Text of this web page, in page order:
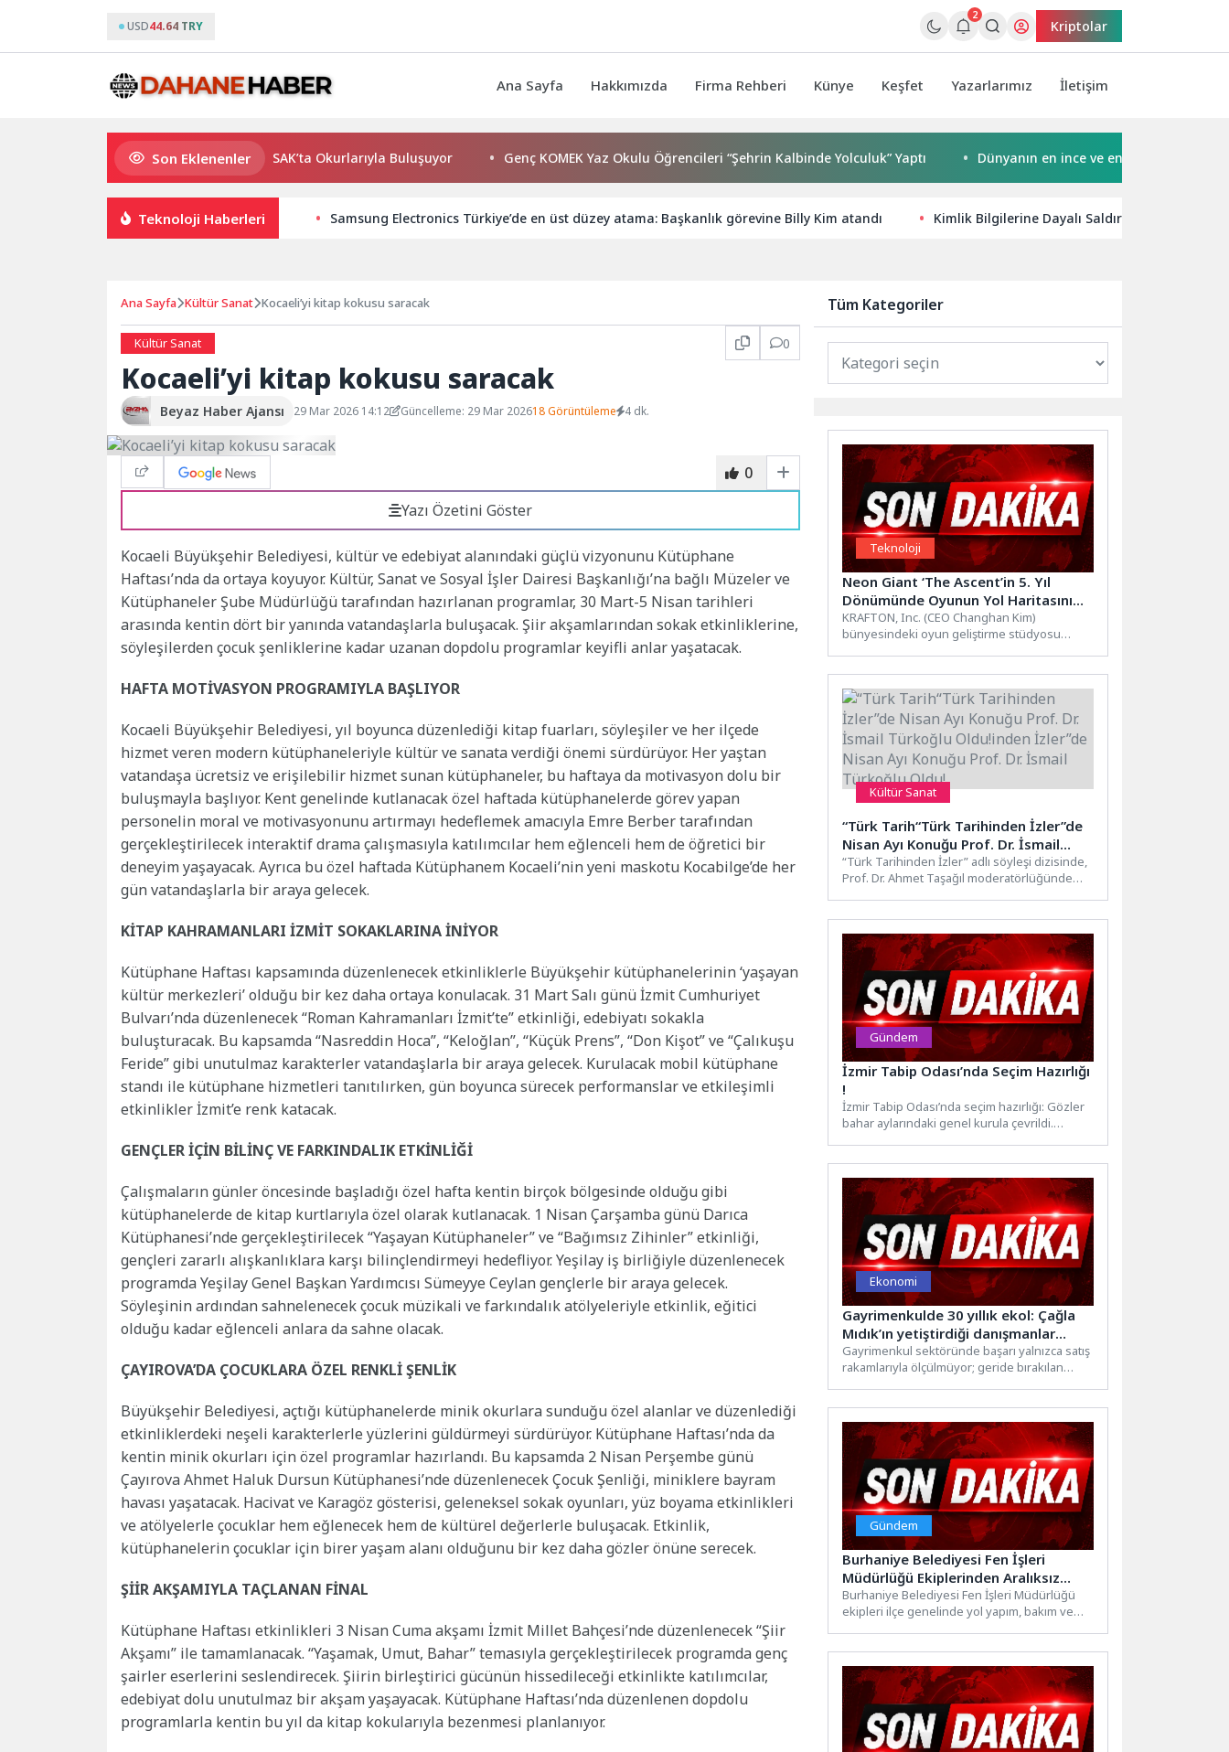
USD44.64 TRY
2
Kriptolar
Ana Sayfa Hakkımızda Firma Rehberi Künye Keşfet Yazarlarımız İletişim
Son Eklenenler
Usta Yazar Burhan Sönmez TESAK’ta Okurlarıyla Buluşuyor Genç KOMEK Yaz Okulu Öğrencileri “Şehrin Kalbinde Yolculuk” Yaptı Dünyanın en ince ve en güçlü katlanabilir
Teknoloji Haberleri Samsung Electronics Türkiye’de en üst düzey atama: Başkanlık görevine Billy Kim atandı Kimlik Bilgilerine Dayalı Saldırı Teknikleri,
Ana Sayfa Kültür Sanat Kocaeli’yi kitap kokusu saracak
Kültür Sanat 0
Kocaeli’yi kitap kokusu saracak
Beyaz Haber Ajansı 29 Mar 2026 14:12 Güncelleme: 29 Mar 202618 Görüntüleme 4 dk.
0
Yazı Özetini Göster
Kocaeli Büyükşehir Belediyesi, kültür ve edebiyat alanındaki güçlü vizyonunu Kütüphane
Haftası’nda da ortaya koyuyor. Kültür, Sanat ve Sosyal İşler Dairesi Başkanlığı’na bağlı Müzeler ve
Kütüphaneler Şube Müdürlüğü tarafından hazırlanan programlar, 30 Mart-5 Nisan tarihleri
arasında kentin dört bir yanında vatandaşlarla buluşacak. Şiir akşamlarından sokak etkinliklerine,
söyleşilerden çocuk şenliklerine kadar uzanan dopdolu programlar keyifli anlar yaşatacak.
HAFTA MOTİVASYON PROGRAMIYLA BAŞLIYOR
Kocaeli Büyükşehir Belediyesi, yıl boyunca düzenlediği kitap fuarları, söyleşiler ve her ilçede
hizmet veren modern kütüphaneleriyle kültür ve sanata verdiği önemi sürdürüyor. Her yaştan
vatandaşa ücretsiz ve erişilebilir hizmet sunan kütüphaneler, bu haftaya da motivasyon dolu bir
buluşmayla başlıyor. Kent genelinde kutlanacak özel haftada kütüphanelerde görev yapan
personelin moral ve motivasyonunu artırmayı hedeflemek amacıyla Emre Berber tarafından
gerçekleştirilecek interaktif drama çalışmasıyla katılımcılar hem eğlenceli hem de öğretici bir
deneyim yaşayacak. Ayrıca bu özel haftada Kütüphanem Kocaeli’nin yeni maskotu Kocabilge’de her
gün vatandaşlarla bir araya gelecek.
KİTAP KAHRAMANLARI İZMİT SOKAKLARINA İNİYOR
Kütüphane Haftası kapsamında düzenlenecek etkinliklerle Büyükşehir kütüphanelerinin ‘yaşayan
kültür merkezleri’ olduğu bir kez daha ortaya konulacak. 31 Mart Salı günü İzmit Cumhuriyet
Bulvarı’nda düzenlenecek “Roman Kahramanları İzmit’te” etkinliği, edebiyatı sokakla
buluşturacak. Bu kapsamda “Nasreddin Hoca”, “Keloğlan”, “Küçük Prens”, “Don Kişot” ve “Çalıkuşu
Feride” gibi unutulmaz karakterler vatandaşlarla bir araya gelecek. Kurulacak mobil kütüphane
standı ile kütüphane hizmetleri tanıtılırken, gün boyunca sürecek performanslar ve etkileşimli
etkinlikler İzmit’e renk katacak.
GENÇLER İÇİN BİLİNÇ VE FARKINDALIK ETKİNLİĞİ
Çalışmaların günler öncesinde başladığı özel hafta kentin birçok bölgesinde olduğu gibi
kütüphanelerde de kitap kurtlarıyla özel olarak kutlanacak. 1 Nisan Çarşamba günü Darıca
Kütüphanesi’nde gerçekleştirilecek “Yaşayan Kütüphaneler” ve “Bağımsız Zihinler” etkinliği,
gençleri zararlı alışkanlıklara karşı bilinçlendirmeyi hedefliyor. Yeşilay iş birliğiyle düzenlenecek
programda Yeşilay Genel Başkan Yardımcısı Sümeyye Ceylan gençlerle bir araya gelecek.
Söyleşinin ardından sahnelenecek çocuk müzikali ve farkındalık atölyeleriyle etkinlik, eğitici
olduğu kadar eğlenceli anlara da sahne olacak.
ÇAYIROVA’DA ÇOCUKLARA ÖZEL RENKLİ ŞENLİK
Büyükşehir Belediyesi, açtığı kütüphanelerde minik okurlara sunduğu özel alanlar ve düzenlediği
etkinliklerdeki neşeli karakterlerle yüzlerini güldürmeyi sürdürüyor. Kütüphane Haftası’nda da
kentin minik okurları için özel programlar hazırlandı. Bu kapsamda 2 Nisan Perşembe günü
Çayırova Ahmet Haluk Dursun Kütüphanesi’nde düzenlenecek Çocuk Şenliği, miniklere bayram
havası yaşatacak. Hacivat ve Karagöz gösterisi, geleneksel sokak oyunları, yüz boyama etkinlikleri
ve atölyelerle çocuklar hem eğlenecek hem de kültürel değerlerle buluşacak. Etkinlik,
kütüphanelerin çocuklar için birer yaşam alanı olduğunu bir kez daha gözler önüne serecek.
ŞİİR AKŞAMIYLA TAÇLANAN FİNAL
Kütüphane Haftası etkinlikleri 3 Nisan Cuma akşamı İzmit Millet Bahçesi’nde düzenlenecek “Şiir
Akşamı” ile tamamlanacak. “Yaşamak, Umut, Bahar” temasıyla gerçekleştirilecek programda genç
şairler eserlerini seslendirecek. Şiirin birleştirici gücünün hissedileceği etkinlikte katılımcılar,
edebiyat dolu unutulmaz bir akşam yaşayacak. Kütüphane Haftası’nda düzenlenen dopdolu
programlarla kentin bu yıl da kitap kokularıyla bezenmesi planlanıyor.
Tüm Kategoriler
Teknoloji
Neon Giant ‘The Ascent’in 5. Yıl
Dönümünde Oyunun Yol Haritasını
Açıkladı
KRAFTON, Inc. (CEO Changhan Kim)
bünyesindeki oyun geliştirme stüdyosu
Kültür Sanat
“Türk Tarih“Türk Tarihinden İzler”de
Nisan Ayı Konuğu Prof. Dr. İsmail
Türkoğlu Oldu!inden İzler”de Nisan
Ayı Konuğu Prof. Dr. İsmail Türkoğlu
Oldu!
“Türk Tarihinden İzler” adlı söyleşi dizisinde,
Prof. Dr. Ahmet Taşağıl moderatörlüğünde
Gündem
İzmir Tabip Odası’nda Seçim Hazırlığı
!
İzmir Tabip Odası’nda seçim hazırlığı: Gözler
bahar aylarındaki genel kurula çevrildi.
Ekonomi
Gayrimenkulde 30 yıllık ekol: Çağla
Mıdık’ın yetiştirdiği danışmanlar
bugün sektöre yön veriyor!
Gayrimenkul sektöründe başarı yalnızca satış
rakamlarıyla ölçülmüyor; geride bırakılan
Gündem
Burhaniye Belediyesi Fen İşleri
Müdürlüğü Ekiplerinden Aralıksız
Hizmet
Burhaniye Belediyesi Fen İşleri Müdürlüğü
ekipleri ilçe genelinde yol yapım, bakım ve